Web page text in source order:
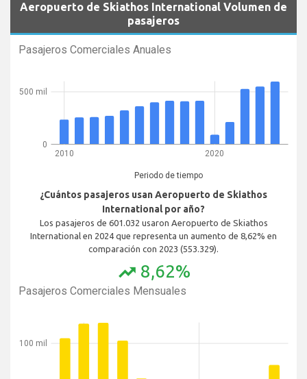
Aeropuerto de Skiathos International Volumen de
pasajeros
Pasajeros Comerciales Anuales
2010 2020
Periodo de tiempo
0
500 mil
¿Cuántos pasajeros usan Aeropuerto de Skiathos
International por año?
Los pasajeros de 601.032 usaron Aeropuerto de Skiathos
International en 2024 que representa un aumento de 8,62% en
comparación con 2023 (553.329).
trending_up 8,62%
Pasajeros Comerciales Mensuales
100 mil